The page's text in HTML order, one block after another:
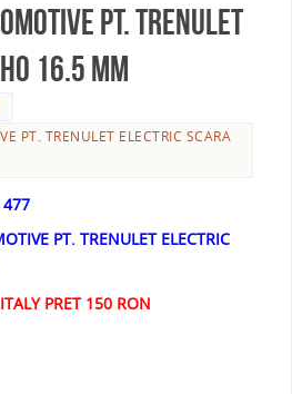
PT. TRENULET
H0 16.5 MM
PT. TRENULET ELECTRIC SCARA
477
PT. TRENULET ELECTRIC
PRET 150 RON